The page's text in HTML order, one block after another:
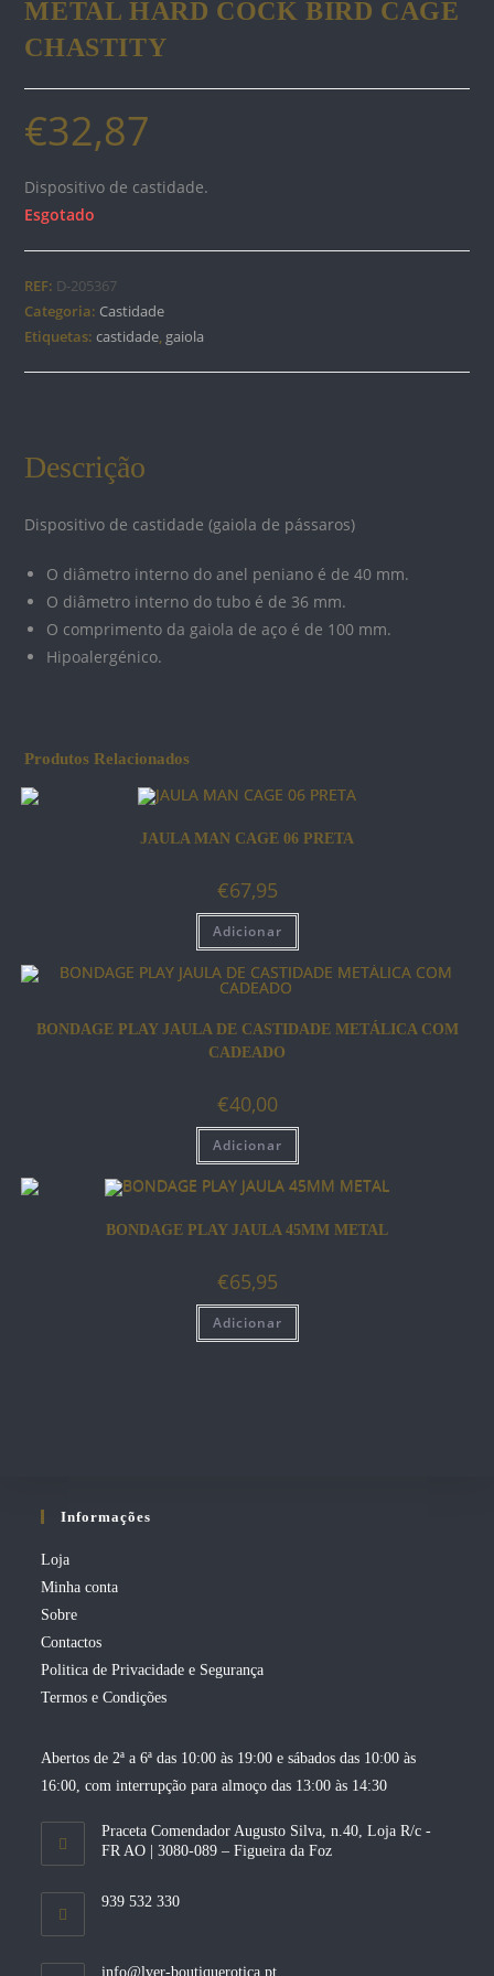
METAL HARD COCK BIRD CAGE
CHASTITY
€32,87
Dispositivo de castidade.
Esgotado
REF: D-205367
Categoria: Castidade
Etiquetas:castidade, gaiola
Descrição
Dispositivo de castidade (gaiola de pássaros)
O diâmetro interno do anel peniano é de 40 mm.
O diâmetro interno do tubo é de 36 mm.
O comprimento da gaiola de aço é de 100 mm.
Hipoalergénico.
Produtos Relacionados
JAULA MAN CAGE 06 PRETA
€67,95
Adicionar
BONDAGE PLAY JAULA DE CASTIDADE METÁLICA COM
CADEADO
€40,00
Adicionar
BONDAGE PLAY JAULA 45MM METAL
€65,95
Adicionar
Informações
Loja
Minha conta
Sobre
Contactos
Politica de Privacidade e Segurança
Termos e Condições
Abertos de 2ª a 6ª das 10:00 às 19:00 e sábados das 10:00 às
16:00, com interrupção para almoço das 13:00 às 14:30
Praceta Comendador Augusto Silva, n.40, Loja R/c -
FR AO | 3080-089 – Figueira da Foz
939 532 330
info@lver-boutiquerotica.ptOpens